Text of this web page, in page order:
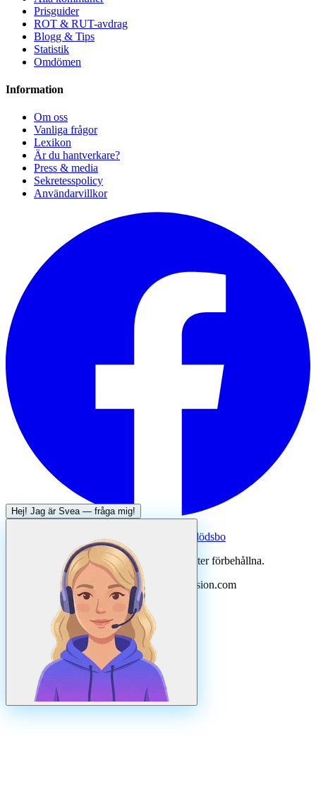
Prisguider
ROT & RUT-avdrag
Blogg & Tips
Statistik
Omdömen
Information
Om oss
Vanliga frågor
Lexikon
Är du hantverkare?
Press & media
Sekretesspolicy
Användarvillkor
Dödsboofferter — hjälp med dödsbo
Svenska Hantverkare. Alla rättigheter förbehållna.
Uppdateradaugusti 2026· Drivs av N3ovision.com
Hej! Jag är Svea— fråga mig!